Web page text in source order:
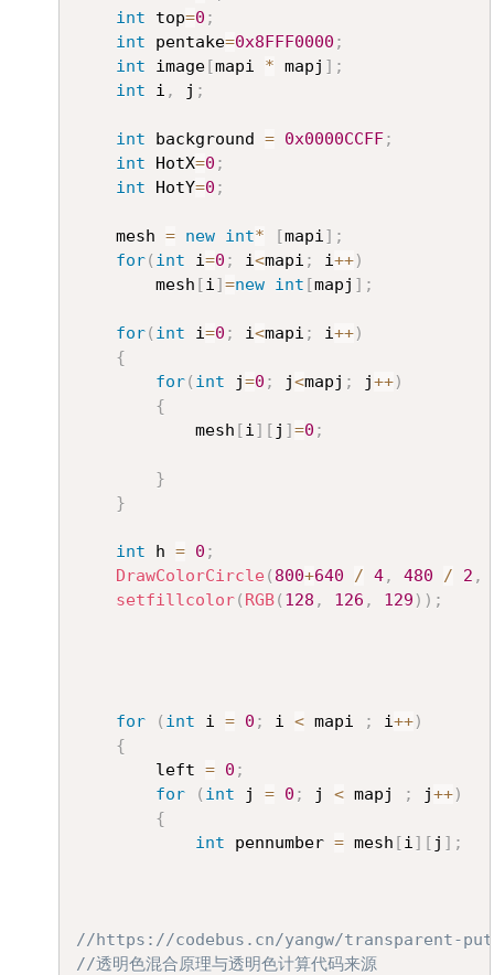
int top=0 ;
int pentake=0x8FFF0000 ;
int image[mapi * mapj ] ;
int i , j ;
int background = 0x0000CCFF;
int HotX=0 ;
int HotY=0 ;
	mesh
= new int* [mapi] ;
for( int i=0 ; i<mapi ; i++)
		mesh
[i]=new int [mapj ] ;
for( int i=0 ; i<mapi ; i++)
{
for( int j=0 ; j<mapj ; j++)
{
			mesh
[i] [ j ]=0 ;
}
}
int h = 0 ;
DrawColorCircle( 800+640 / 4, 480 / 2 ,
setfillcolor( RGB( 128 , 126 , 129 ) ) ;
for ( int i = 0 ; i < mapi ; i++)
{
		left
= 0 ;
for
( int j = 0 ; j < mapj ; j++)
{
int pennumber = mesh [i] [ j ] ;
//https://codebus.cn/yangw/transparent-
//透明色混合原理与透明色计算代码来源